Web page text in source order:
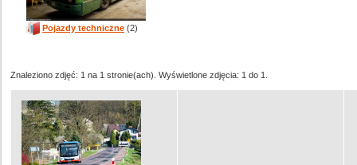
Pojazdy techniczne (2)
Znaleziono zdjęć: 1 na 1 stronie(ach). Wyświetlone zdjęcia: 1 do 1.